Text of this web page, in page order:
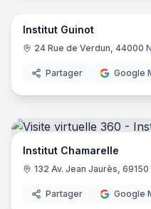
Institut Guinot
24 Rue de Verdun, 44000
Partager Google
Institut Chamarelle
132 Av. Jean Jaurès,
Partager Google